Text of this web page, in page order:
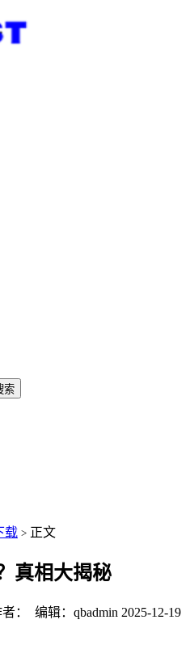
索
载 > 正文
真相大揭秘
： 编辑：qbadmin 2025-12-19